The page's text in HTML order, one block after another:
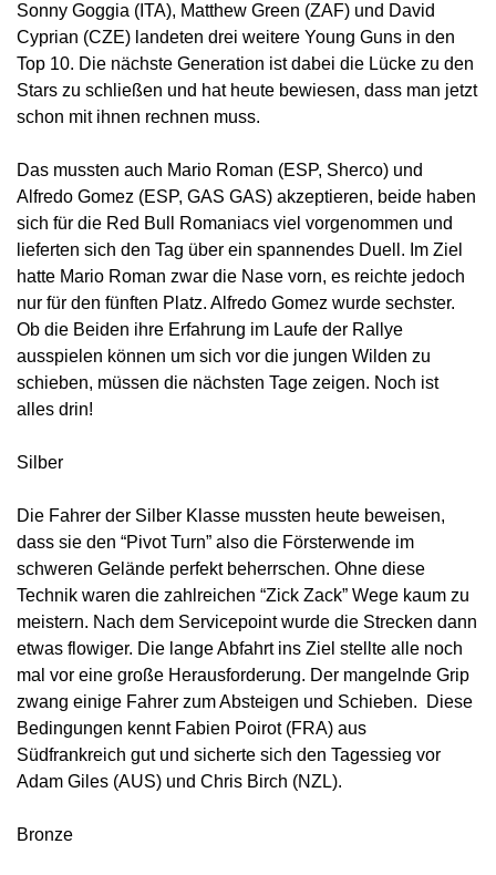
Sonny Goggia (ITA), Matthew Green (ZAF) und David
Cyprian (CZE) landeten drei weitere Young Guns in den
Top 10. Die nächste Generation ist dabei die Lücke zu den
Stars zu schließen und hat heute bewiesen, dass man jetzt
schon mit ihnen rechnen muss.
Das mussten auch Mario Roman (ESP, Sherco) und
Alfredo Gomez (ESP, GAS GAS) akzeptieren, beide haben
sich für die Red Bull Romaniacs viel vorgenommen und
lieferten sich den Tag über ein spannendes Duell. Im Ziel
hatte Mario Roman zwar die Nase vorn, es reichte jedoch
nur für den fünften Platz. Alfredo Gomez wurde sechster.
Ob die Beiden ihre Erfahrung im Laufe der Rallye
ausspielen können um sich vor die jungen Wilden zu
schieben, müssen die nächsten Tage zeigen. Noch ist
alles drin!
Silber
Die Fahrer der Silber Klasse mussten heute beweisen,
dass sie den “Pivot Turn” also die Försterwende im
schweren Gelände perfekt beherrschen. Ohne diese
Technik waren die zahlreichen “Zick Zack” Wege kaum zu
meistern. Nach dem Servicepoint wurde die Strecken dann
etwas flowiger. Die lange Abfahrt ins Ziel stellte alle noch
mal vor eine große Herausforderung. Der mangelnde Grip
zwang einige Fahrer zum Absteigen und Schieben. Diese
Bedingungen kennt Fabien Poirot (FRA) aus
Südfrankreich gut und sicherte sich den Tagessieg vor
Adam Giles (AUS) und Chris Birch (NZL).
Bronze